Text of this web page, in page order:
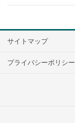
サイトマップ
プライバシーポリシー